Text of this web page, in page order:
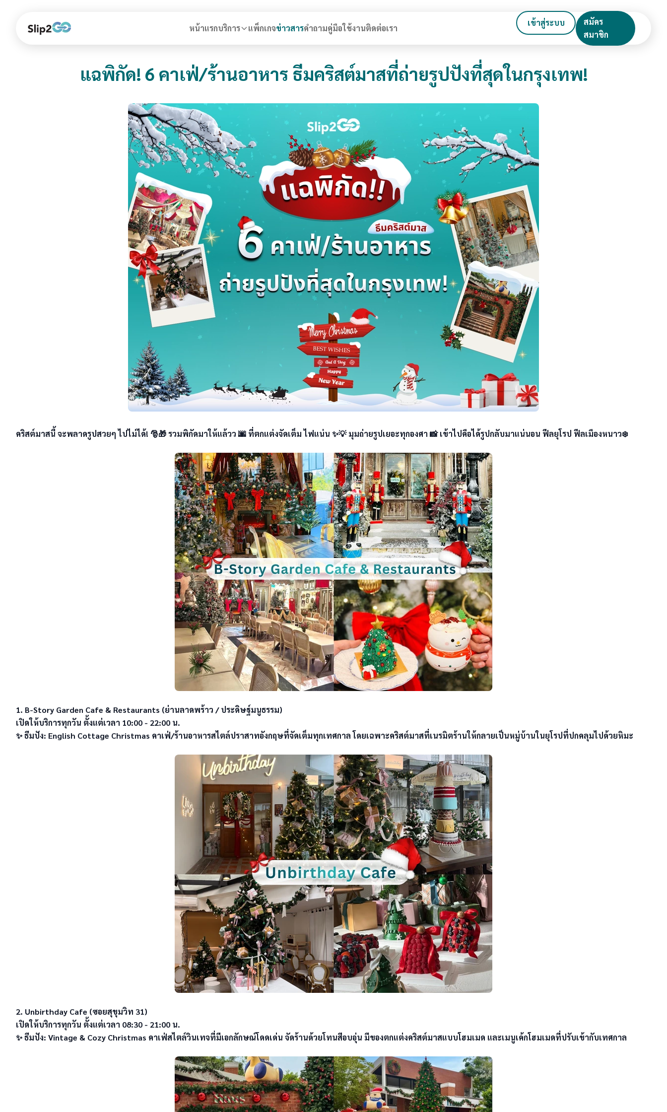
หน้าแรกบริการ แพ็กเกจข่าวสารคำถามคู่มือใช้งานติดต่อเรา
เข้าสู่ระบบ
สมัคร
สมาชิก
แฉพิกัด! 6 คาเฟ่/ร้านอาหาร ธีมคริสต์มาสที่ถ่ายรูปปังที่สุดในกรุงเทพ!
คริสต์มาสนี้ จะพลาดรูปสวยๆ ไปไม่ได้! 🎅🎁 รวมพิกัดมาให้แล้วว 🌆 ที่ตกแต่งจัดเต็ม ไฟแน่น ✨💡 มุมถ่ายรูปเยอะทุกองศา 📸 เข้าไปคือได้รูปกลับมาแน่นอน ฟีลยุโรป ฟีลเมืองหนาว❄️
1. B-Story Garden Cafe & Restaurants (ย่านลาดพร้าว / ประดิษฐ์มนูธรรม)
เปิดให้บริการทุกวัน ตั้งแต่เวลา 10:00 - 22:00 น.
✨ ธีมปัง: English Cottage Christmas คาเฟ่/ร้านอาหารสไตล์ปราสาทอังกฤษที่จัดเต็มทุกเทศกาล โดยเฉพาะคริสต์มาสที่เนรมิตร้านให้กลายเป็นหมู่บ้านในยุโรปที่ปกคลุมไปด้วยหิมะ
2. Unbirthday Cafe (ซอยสุขุมวิท 31)
เปิดให้บริการทุกวัน ตั้งแต่เวลา 08:30 - 21:00 น.
✨ ธีมปัง: Vintage & Cozy Christmas คาเฟ่สไตล์วินเทจที่มีเอกลักษณ์โดดเด่น จัดร้านด้วยโทนสีอบอุ่น มีของตกแต่งคริสต์มาสแบบโฮมเมด และเมนูเค้กโฮมเมดที่ปรับเข้ากับเทศกาล